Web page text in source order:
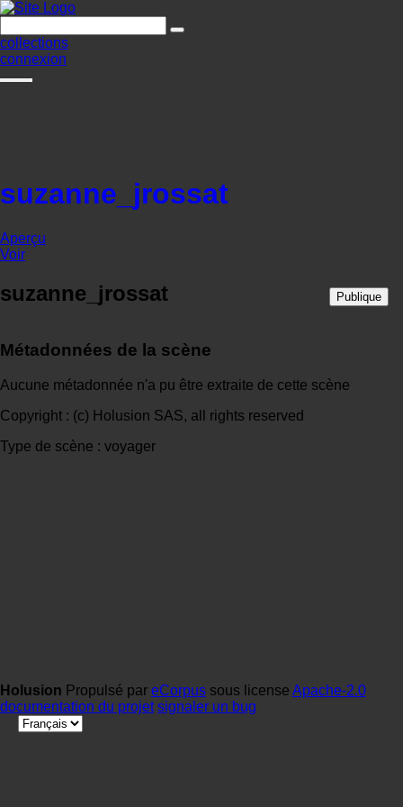
collections
connexion
suzanne_jrossat
Aperçu
Voir
suzanne_jrossat Publique
Métadonnées de la scène
Aucune métadonnée n'a pu être extraite de cette scène
Copyright : (c) Holusion SAS, all rights reserved
Type de scène : voyager
Holusion Propulsé par eCorpus sous license Apache-2.0
documentation du projet signaler un bug